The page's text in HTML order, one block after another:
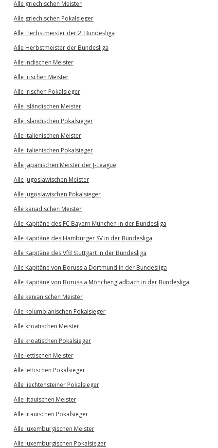
Alle griechischen Meister
Alle griechischen Pokalsieger
Alle Herbstmeister der 2. Bundesliga
Alle Herbstmeister der Bundesliga
Alle indischen Meister
Alle irischen Meister
Alle irischen Pokalsieger
Alle isländischen Meister
Alle isländischen Pokalsieger
Alle italienischen Meister
Alle italienischen Pokalsieger
Alle japanischen Meister der J-League
Alle jugoslawischen Meister
Alle jugoslawischen Pokalsieger
Alle kanadischen Meister
Alle Kapitäne des FC Bayern München in der Bundesliga
Alle Kapitäne des Hamburger SV in der Bundesliga
Alle Kapitäne des VfB Stuttgart in der Bundesliga
Alle Kapitäne von Borussia Dortmund in der Bundesliga
Alle Kapitäne von Borussia Mönchengladbach in der Bundesliga
Alle kenianischen Meister
Alle kolumbianischen Pokalsieger
Alle kroatischen Meister
Alle kroatischen Pokalsieger
Alle lettischen Meister
Alle lettischen Pokalsieger
Alle liechtensteiner Pokalsieger
Alle litauischen Meister
Alle litauischen Pokalsieger
Alle luxemburgischen Meister
Alle luxemburgischen Pokalsieger